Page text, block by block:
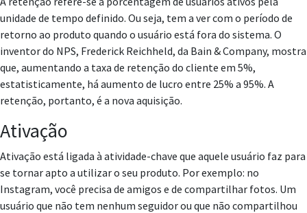
unidade de tempo definido. Ou seja, tem a ver com o período de
retorno ao produto quando o usuário está fora do sistema. O
inventor do NPS, Frederick Reichheld, da Bain & Company, mostra
que, aumentando a taxa de retenção do cliente em 5%,
estatisticamente, há aumento de lucro entre 25% a 95%. A
retenção, portanto, é a nova aquisição.
Ativação
Ativação está ligada à atividade-chave que aquele usuário faz para
se tornar apto a utilizar o seu produto. Por exemplo: no
Instagram, você precisa de amigos e de compartilhar fotos. Um
usuário que não tem nenhum seguidor ou que não compartilhou